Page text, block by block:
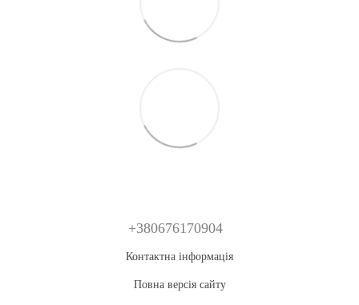
+380676170904
Контактна інформація
Повна версія сайту